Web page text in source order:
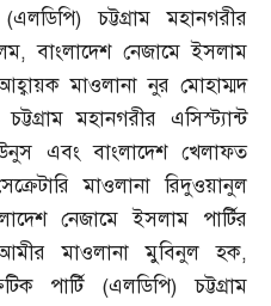
(এলডিপি)চট্টগ্রাম মহানগরীর
,বাংলাদেশ নেজামে ইসলাম
আহ্বায়ক মাওলানা নুর মোহাম্মদ
মহানগরীর এসিস্ট্যান্ট
এবং বাংলাদেশ খেলাফত
মাওলানা রিদুওয়ানুল
নেজামে ইসলাম পার্টির
আমীর মাওলানা মুবিনুল হক,
পার্টি (এলডিপি)চট্টগ্রাম